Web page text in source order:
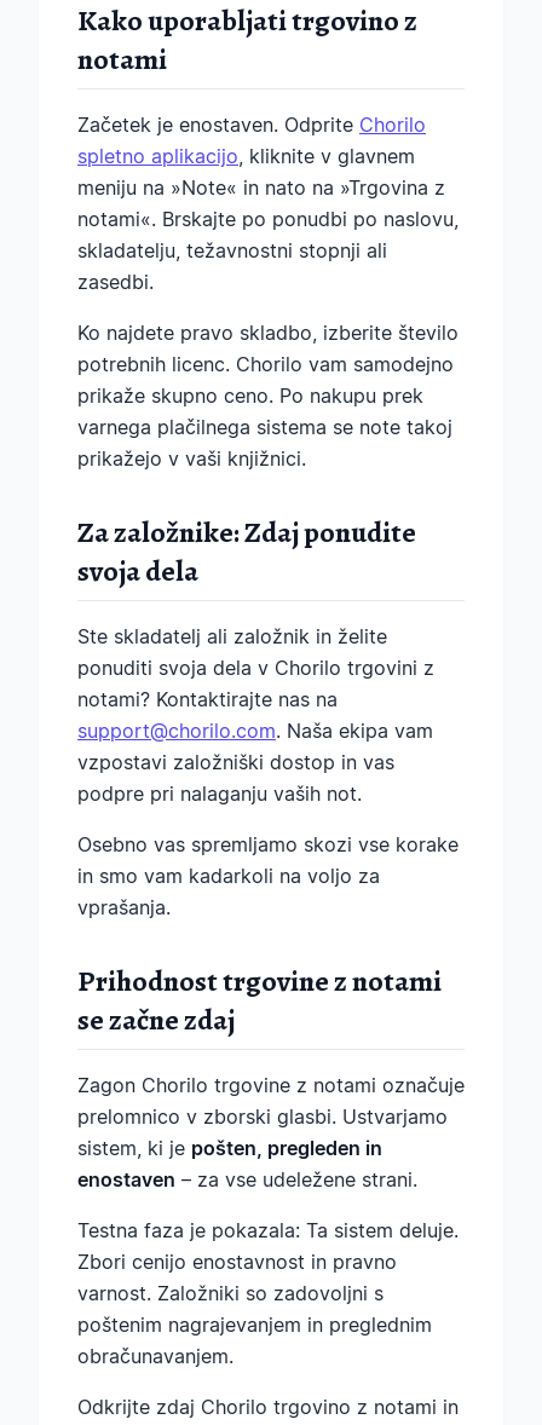
Kako uporabljati trgovino z
notami
Začetek je enostaven. Odprite Chorilo
spletno aplikacijo, kliknite v glavnem
meniju na »Note« in nato na »Trgovina z
notami«. Brskajte po ponudbi po naslovu,
skladatelju, težavnostni stopnji ali
zasedbi.
Ko najdete pravo skladbo, izberite število
potrebnih licenc. Chorilo vam samodejno
prikaže skupno ceno. Po nakupu prek
varnega plačilnega sistema se note takoj
prikažejo v vaši knjižnici.
Za založnike: Zdaj ponudite
svoja dela
Ste skladatelj ali založnik in želite
ponuditi svoja dela v Chorilo trgovini z
notami? Kontaktirajte nas na
support@chorilo.com. Naša ekipa vam
vzpostavi založniški dostop in vas
podpre pri nalaganju vaših not.
Osebno vas spremljamo skozi vse korake
in smo vam kadarkoli na voljo za
vprašanja.
Prihodnost trgovine z notami
se začne zdaj
Zagon Chorilo trgovine z notami označuje
prelomnico v zborski glasbi. Ustvarjamo
sistem, ki je pošten, pregleden in
enostaven – za vse udeležene strani.
Testna faza je pokazala: Ta sistem deluje.
Zbori cenijo enostavnost in pravno
varnost. Založniki so zadovoljni s
poštenim nagrajevanjem in preglednim
obračunavanjem.
Odkrijte zdaj Chorilo trgovino z notami in